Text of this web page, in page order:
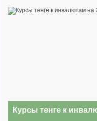
Курсы тенге к